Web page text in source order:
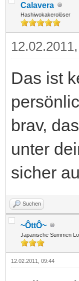
Calavera
Hashiwokakerolöser
Das ist
brav,
unter
sicher
Suchen
~ÔttÔ~
Japanische Summen
12.02.2011, 09:44